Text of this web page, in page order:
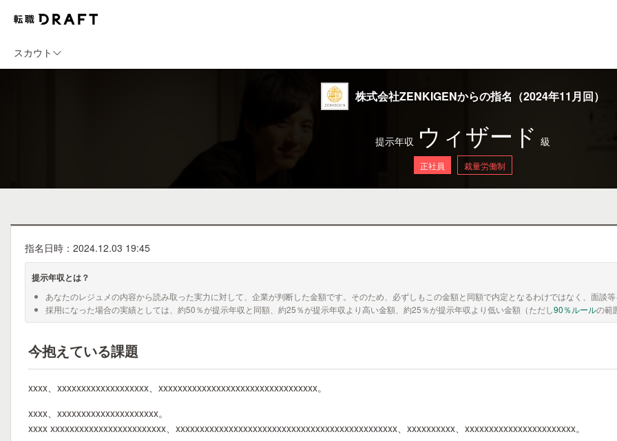
スカウト
株式会社ZENKIGENからの指名（2024年11月回）
提示年収 ウィザード 級
正社員 裁量労働制
指名日時：2024.12.03 19:45
提示年収とは？
あなたのレジュメの内容から読み取った実力に対して、企業が判断した金額です。そのため、必ずしもこの金額と同額で内定となるわけではなく、面談等
採用になった場合の実績としては、約50％が提示年収と同額、約25％が提示年収より高い金額、約25％が提示年収より低い金額（ただし90％ルールの範
今抱えている課題
xxxx、xxxxxxxxxxxxxxxxxxx、xxxxxxxxxxxxxxxxxxxxxxxxxxxxxxxxx。
xxxx、xxxxxxxxxxxxxxxxxxxxx。
xxxx xxxxxxxxxxxxxxxxxxxxxxxx、xxxxxxxxxxxxxxxxxxxxxxxxxxxxxxxxxxxxxxxxxxxxxx、xxxxxxxxxx、xxxxxxxxxxxxxxxxxxxxxxx。